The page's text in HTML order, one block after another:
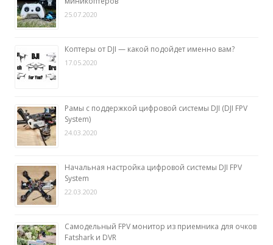
25.07.2020
Коптеры от DJI — какой подойдет именно вам?
17.05.2020
Рамы с поддержкой цифровой системы DJI (DJI FPV
System)
24.03.2020
Начальная настройка цифровой системы DJI FPV
System
22.03.2020
Самодельный FPV монитор из приемника для очков
Fatshark и DVR